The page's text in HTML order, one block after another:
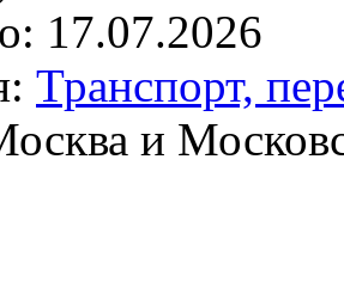
17.07.2026
Транспорт,
и